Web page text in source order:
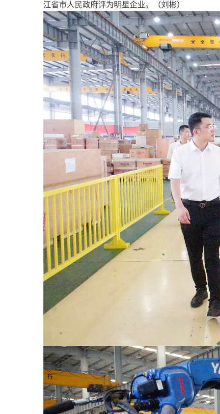
江省市人民政府评为明星企业。 （刘彬）